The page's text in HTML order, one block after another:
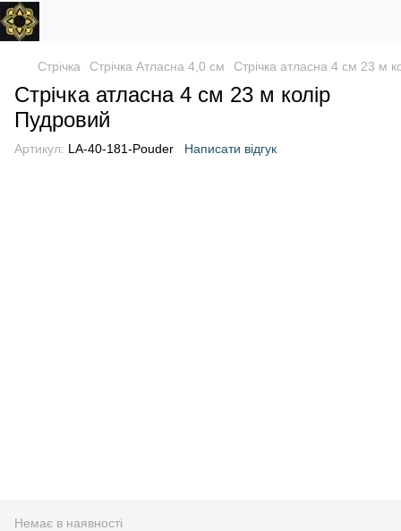
Стрічка Стрічка Атласна 4,0 см Стрічка атласна 4 см 23 м
Стрічка атласна 4 см 23 м колір
Пудровий
Артикул: LA-40-181-Pouder Написати відгук
Немає в наявності